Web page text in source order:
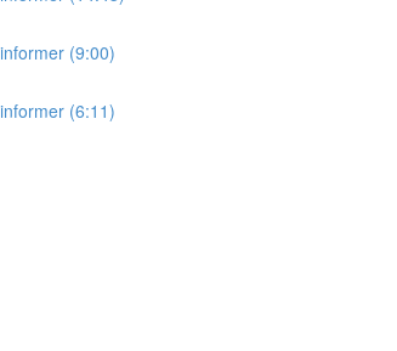
(9:00)
(6:11)